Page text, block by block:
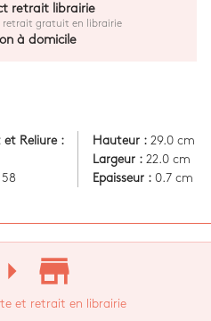
retrait librairie
retrait gratuit en librairie
à domicile
et Reliure :
58
Hauteur :29.0 cm
Largeur :22.0 cm
Epaisseur :0.7 cm
arrow_right store_mall_directory
et retrait en librairie